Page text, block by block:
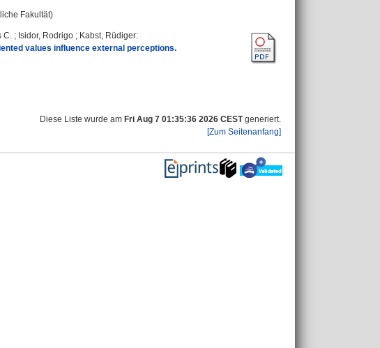
Fakultät)
C. ; Isidor, Rodrigo ; Kabst, Rüdiger:
values influence external perceptions.
Diese Liste wurde am Fri Aug 7 01:35:36 2026 CESTgeneriert.
[Zum Seitenanfang]